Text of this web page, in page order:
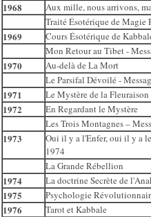
1968
Aux mille, nous arrivons,
Traité Ésotérique de Magie
1969
Cours Ésotérique de
Mon Retour au Tibet -
1970
Au-delà de La Mort
Le Parsifal Dévoilé -
1971 Le Mystère de la
1972
En Regardant le Mystère
Les Trois Montagnes –
1973
Oui il y a l'Enfer, oui il y a
1974
La Grande Rébellion
1974 La doctrine Secrète de
1975 Psychologie
1976 Tarot et Kabbale